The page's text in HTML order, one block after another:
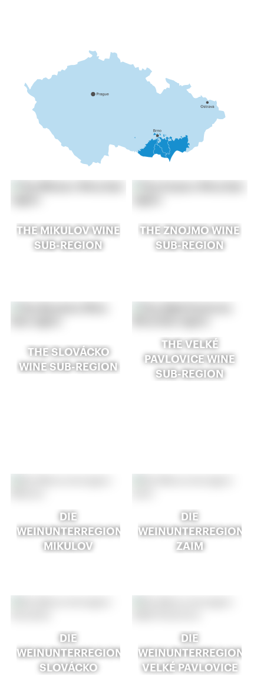
THE MIKULOV WINE
SUB-REGION
THE ZNOJMO WINE
SUB-REGION
THE SLOVÁCKO
WINE SUB-REGION
THE VELKÉ
PAVLOVICE WINE
SUB-REGION
DIE
WEINUNTERREGION
MIKULOV
DIE
WEINUNTERREGION
ZAIM
DIE
WEINUNTERREGION
SLOVÁCKO
DIE
WEINUNTERREGION
VELKÉ PAVLOVICE